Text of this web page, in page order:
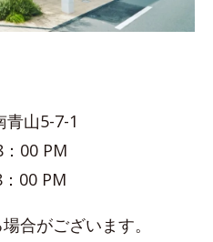
青山5-7-1
00 PM
00 PM
合がございます。